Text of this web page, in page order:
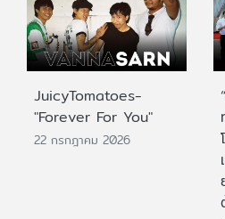
JuicyTomatoes-
"Forever For You"
22 กรกฎาคม 2026